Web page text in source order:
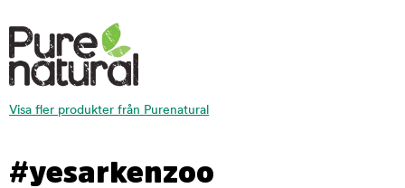
Visa fler produkter från Purenatural
#yesarkenzoo